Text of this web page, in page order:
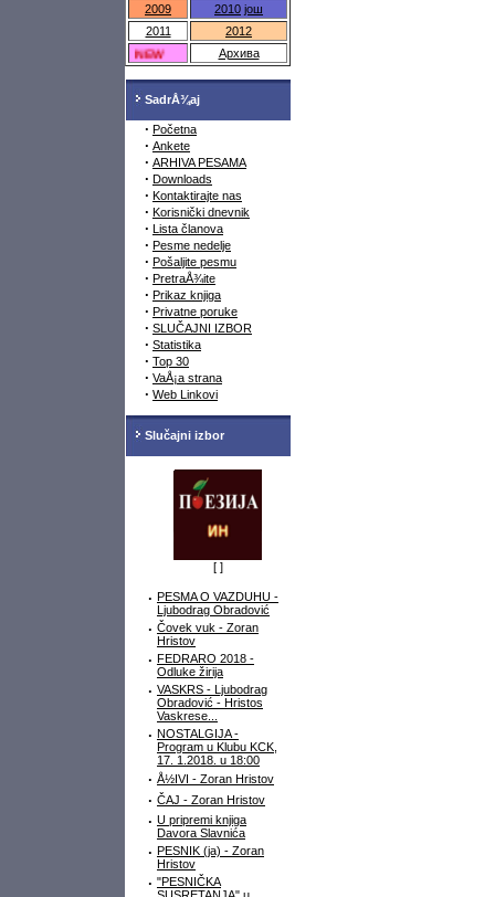
2009 2010 још
2011
2012
NEW
Архива
SadrÅ¾aj
· Početna
· Ankete
· ARHIVA PESAMA
· Downloads
· Kontaktirajte nas
· Korisnički dnevnik
· Lista članova
· Pesme nedelje
· Pošaljite pesmu
· PretraÅ¾ite
· Prikaz knjiga
· Privatne poruke
· SLUČAJNI IZBOR
· Statistika
· Top 30
· VaÅ¡a strana
· Web Linkovi
Slučajni izbor
[ ]
· PESMA O VAZDUHU -
Ljubodrag Obradović
· Čovek vuk - Zoran
Hristov
· FEDRARO 2018 -
Odluke žirija
· VASKRS - Ljubodrag
Obradović - Hristos
Vaskrese...
· NOSTALGIJA -
Program u Klubu KCK,
17. 1.2018. u 18:00
· Å½IVI - Zoran Hristov
· ČAJ - Zoran Hristov
· U pripremi knjiga
Davora Slavnića
· PESNIK (ja) - Zoran
Hristov
· "PESNIČKA